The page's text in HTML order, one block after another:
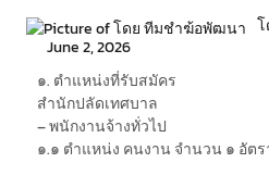
June 2, 2026
๑. ตำแหน่งที่รับสมัคร
สำนักปลัดเทศบาล
– พนักงานจ้างทั่วไป
๑.๑ ตำแหน่ง คนงาน จำนวน ๑ อัตร